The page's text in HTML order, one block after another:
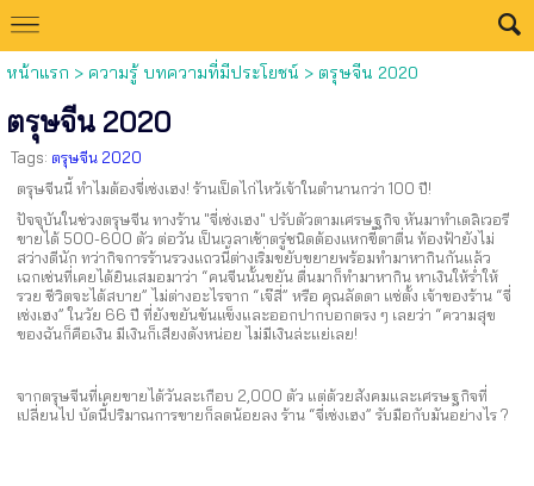
หน้าแรก > ความรู้ บทความที่มีประโยชน์ > ตรุษจีน 2020
ตรุษจีน 2020
Tags: ตรุษจีน 2020
ตรุษจีนนี้ ทำไมต้องจี่เซ่งเฮง! ร้านเป็ดไก่ไหว้เจ้าในตำนานกว่า 100 ปี!
ปัจจุบันในช่วงตรุษจีน ทางร้าน "จี่เซ่งเฮง" ปรับตัวตามเศรษฐกิจ หันมาทำเดลิเวอรี
ขายได้ 500-600 ตัว ต่อวัน เป็นเวลาเช้าตรู่ชนิดต้องแหกขี้ตาตื่น ท้องฟ้ายังไม่
สว่างดีนัก ทว่ากิจการร้านรวงแถวนี้ต่างเริ่มขยับขยายพร้อมทำมาหากินกันแล้ว
เฉกเช่นที่เคยได้ยินเสมอมาว่า “คนจีนนั้นขยัน ตื่นมาก็ทำมาหากิน หาเงินให้ร่ำให้
รวย ชีวิตจะได้สบาย” ไม่ต่างอะไรจาก “เจ๊สี่” หรือ คุณลัดดา แซ่ตั้ง เจ้าของร้าน “จี่
เซ่งเฮง” ในวัย 66 ปี ที่ยังขยันขันแข็งและออกปากบอกตรง ๆ เลยว่า “ความสุข
ของฉันก็คือเงิน มีเงินก็เสียงดังหน่อย ไม่มีเงินล่ะแย่เลย!
จากตรุษจีนที่เคยขายได้วันละเกือบ 2,000 ตัว แต่ด้วยสังคมและเศรษฐกิจที่
เปลี่ยนไป บัดนี้ปริมาณการขายก็ลดน้อยลง ร้าน “จี่เซ่งเฮง” รับมือกับมันอย่างไร ?